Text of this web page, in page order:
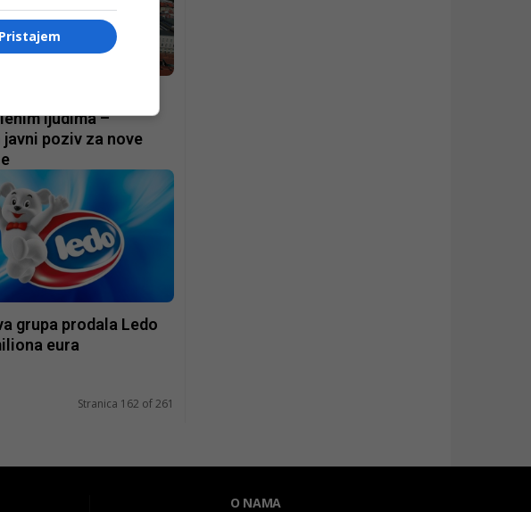
ljudima –
poziv za nove
grupa prodala Ledo
eura
Stranica 162 of 261
O NAMA
Pristajem